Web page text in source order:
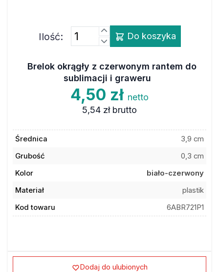
Ilość: Do koszyka
Brelok okrągły z czerwonym rantem do
sublimacji i graweru
4,50 zł netto
5,54 zł brutto
Średnica
3,9 cm
Grubość
0,3 cm
Kolor
biało-czerwony
Materiał
plastik
Kod towaru
6ABR721P1
Dodaj do ulubionych